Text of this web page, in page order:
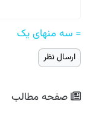
= سه منهای یک
صفحه مطالب